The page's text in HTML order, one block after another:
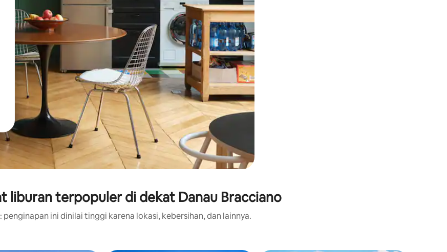
liburan terpopuler di dekat Danau Bracciano
penginapan ini dinilai tinggi karena lokasi, kebersihan, dan lainnya.